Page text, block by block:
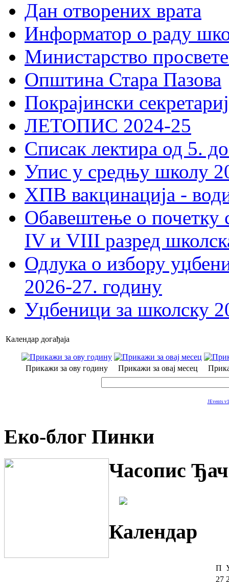
Дан отворених врата
Информатор о раду
Министарство
Општина Стара Пазова
Покрајински
ЛЕТОПИС 2024-25
Списак лектира од 5.
Упис у средњу школу
ХПВ вакцинација -
Обавештење о почетку
IV и VIII разред
Одлука о избору
2026-27. годину
Уџбеници за школску
Календар догађаја
Прикажи за ову годину Прикажи за овај месец
JEvents
Еко-блог Пинки
Часопис
Календар
П
27